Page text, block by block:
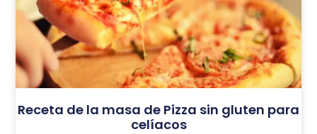
Receta de la masa de Pizza sin gluten para
celíacos